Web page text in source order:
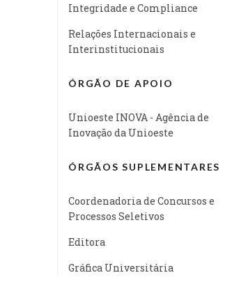
Integridade e Compliance
Relações Internacionais e
Interinstitucionais
ÓRGÃO DE APOIO
Unioeste INOVA - Agência de
Inovação da Unioeste
ÓRGÃOS SUPLEMENTARES
Coordenadoria de Concursos e
Processos Seletivos
Editora
Gráfica Universitária